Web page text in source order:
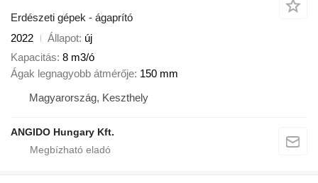
Erdészeti gépek - ágaprító
2022
Állapot új
Kapacitás 8 m3/ó
Ágak legnagyobb átmérője 150 mm
Magyarország, Keszthely
ANGIDO Hungary Kft.